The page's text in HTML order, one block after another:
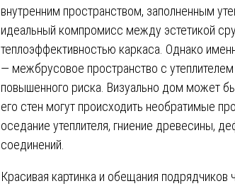
внутренним пространством, заполненным
идеальный компромисс между эстетикой
теплоэффективностью каркаса. Однако
— межбрусовое пространство с
повышенного риска. Визуально дом может
его стен могут происходить необратимые
оседание утеплителя, гниение древесины,
соединений.
Красивая картинка и обещания подрядчиков